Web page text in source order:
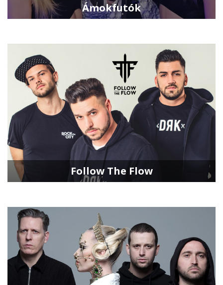
Ámokfutók
Follow The Flow